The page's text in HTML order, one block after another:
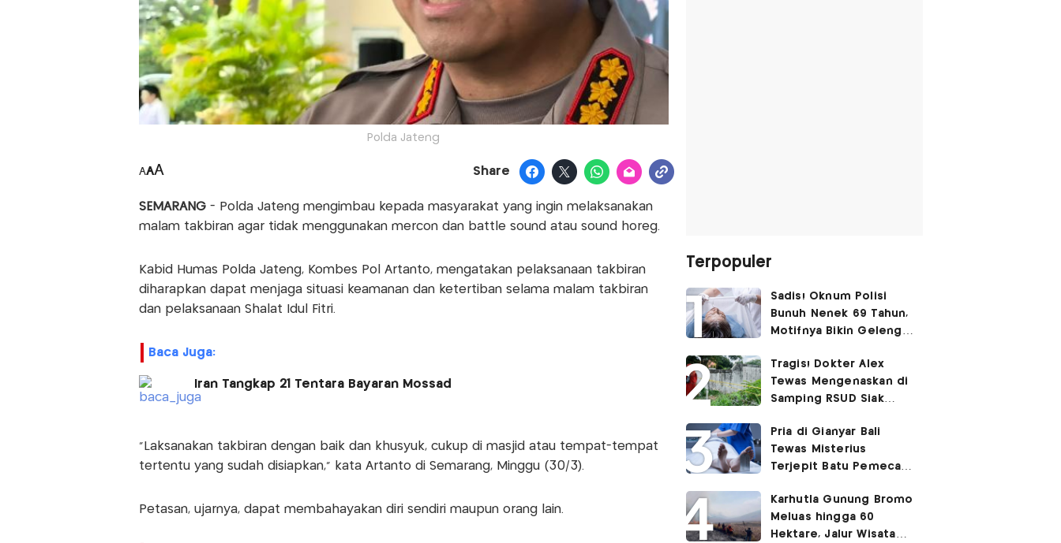
Polda Jateng
AAA Share
SEMARANG- Polda Jateng mengimbau kepada masyarakat yang ingin melaksanakan
malam takbiran agar tidak menggunakan mercon dan battle sound atau sound horeg.
Kabid Humas Polda Jateng, Kombes Pol Artanto, mengatakan pelaksanaan takbiran
diharapkan dapat menjaga situasi keamanan dan ketertiban selama malam takbiran
dan pelaksanaan Shalat Idul Fitri.
Baca Juga:
Iran Tangkap 21 Tentara Bayaran Mossad
“Laksanakan takbiran dengan baik dan khusyuk, cukup di masjid atau tempat-tempat
tertentu yang sudah disiapkan,” kata Artanto di Semarang, Minggu (30/3).
Petasan, ujarnya, dapat membahayakan diri sendiri maupun orang lain.
Terpopuler
Sadis! Oknum Polisi
Bunuh Nenek 69 Tahun,
Motifnya Bikin Geleng
Tragis! Dokter Alex
Tewas Mengenaskan di
Samping RSUD Siak
Rocuronium
Pria di Gianyar Bali
Tewas Misterius
Terjepit Batu Pemecah
Karhutla Gunung Bromo
Meluas hingga 60
Hektare, Jalur Wisata